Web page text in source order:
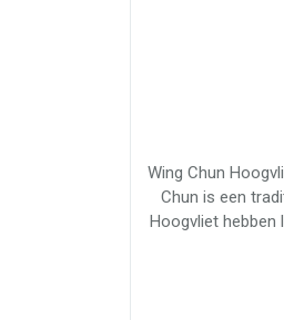
Wing Chun
Chun is een
Hoogvliet